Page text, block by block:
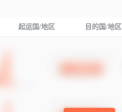
起运国/地区 目的国/地区